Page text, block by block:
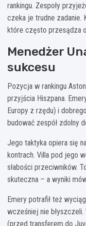
rankingu. Zespoły
czeka je trudne zadanie.
które często przesądza
Menedżer
sukcesu
Pozycja w rankingu
przyjścia Hiszpana.
Europy z rzędu) i
budować zespół zdolny
Jego taktyka opiera się
kontrach. Villa pod jego
słabości przeciwników.
skuteczna – a wyniki
Emery potrafił też
wcześniej nie błyszczeli.
(przed transferem do